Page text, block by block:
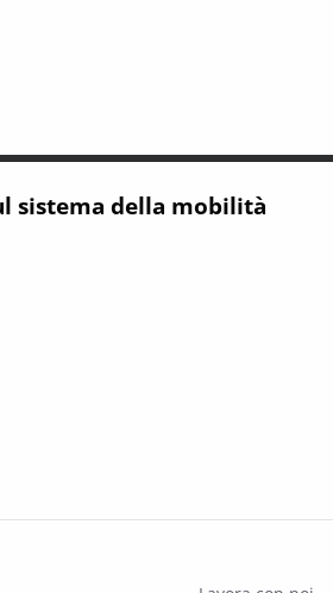
sistema della mobilità
mobilità regionale